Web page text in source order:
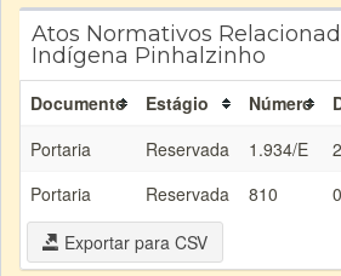
Atos Normativos
Indígena Pinhalzinho
Documento Estágio Número
Portaria
Reservada 1.934/E
Portaria
Reservada 810
Exportar para CSV